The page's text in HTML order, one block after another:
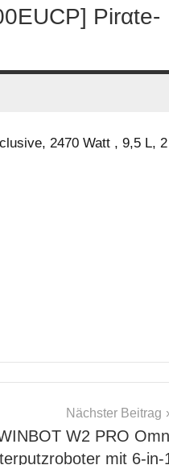
Pirαtе-
‎2470 Watt , 9,5 L, 2
Nächster Beitrag
W2 PRO
mit 6-in-